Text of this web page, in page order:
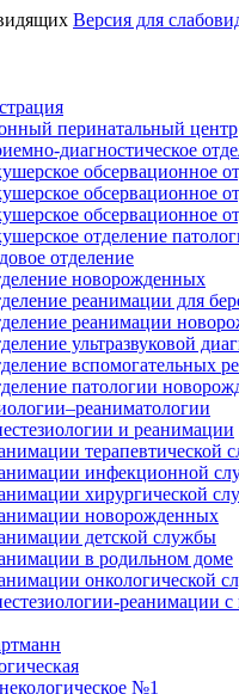
Версия для
перинатальный центр
диагностическое
обсервационное
обсервационное
обсервационное
отделение
отделение
новорожденных
реанимации для
реанимации
ультразвуковой
вспомогательных
патологии
и реанимации
терапевтической
инфекционной
хирургической
новорожденных
детской службы
в родильном доме
онкологической
реанимации с
№1